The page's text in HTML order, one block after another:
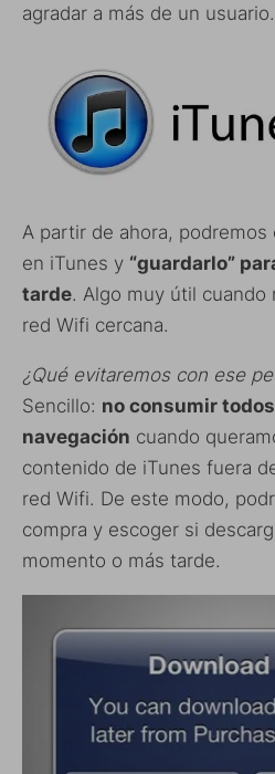
agradar a más de un usuario.
A partir de ahora,
en iTunes y “guardarlo”
tarde. Algo muy útil cuando
red Wifi cercana.
¿Qué evitaremos con ese
Sencillo: no consumir
navegación cuando
contenido de iTunes fuera
red Wifi. De este modo,
compra y escoger si
momento o más tarde.